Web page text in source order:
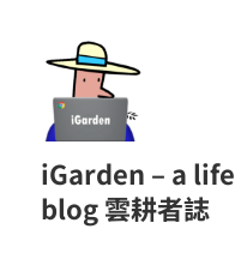
iGarden – a
blog 雲耕者誌